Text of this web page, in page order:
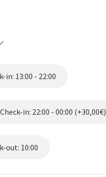
in: 13:00 - 22:00
in: 22:00 - 00:00 (+30,00€)
out: 10:00